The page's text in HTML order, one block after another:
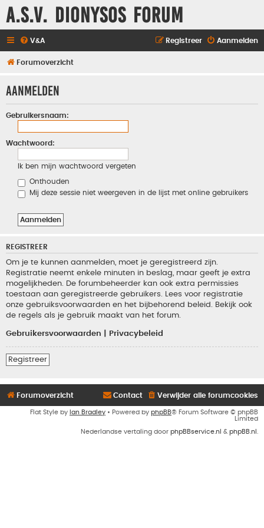
A.S.V. Dionysos Forum
V&A Aanmelden
Registreer
Forumoverzicht
Aanmelden
Gebruikersnaam:
Wachtwoord:
Ik ben mijn wachtwoord vergeten
Onthouden
Mij deze sessie niet weergeven in de lijst met online gebruikers
REGISTREER
Om je te kunnen aanmelden, moet je geregistreerd zijn.
Registratie neemt enkele minuten in beslag, maar geeft je extra
mogelijkheden. De forumbeheerder kan ook extra permissies
toestaan aan geregistreerde gebruikers. Lees voor registratie
onze gebruiksvoorwaarden en het bijbehorend beleid. Bekijk ook
de regels als je gebruik maakt van het forum.
Gebruikersvoorwaarden Privacybeleid
Registreer
Forumoverzicht Verwijder alle forumcookies
Contact
Flat Style by Ian Bradley • Powered by phpBB® Forum Software © phpBB
Limited
Nederlandse vertaling door phpBBservice.nl & phpBB.nl .